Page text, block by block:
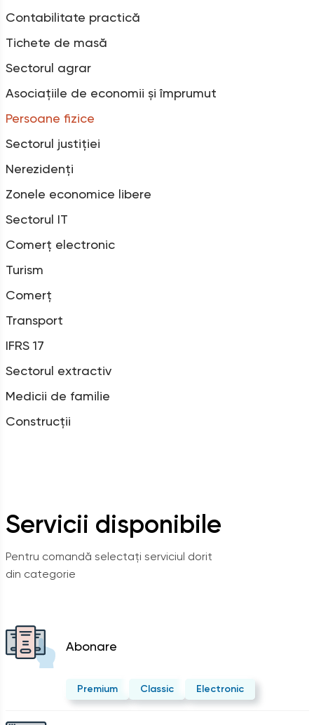
Contabilitate practică
Tichete de masă
Sectorul agrar
Asociațiile de economii și împrumut
Persoane fizice
Sectorul justiției
Nerezidenți
Zonele economice libere
Sectorul IT
Comerț electronic
Turism
Comerț
Transport
IFRS 17
Sectorul extractiv
Medicii de familie
Construcții
Servicii disponibile
Pentru comandă selectați serviciul dorit
din categorie
Abonare
Premium Classic Electronic